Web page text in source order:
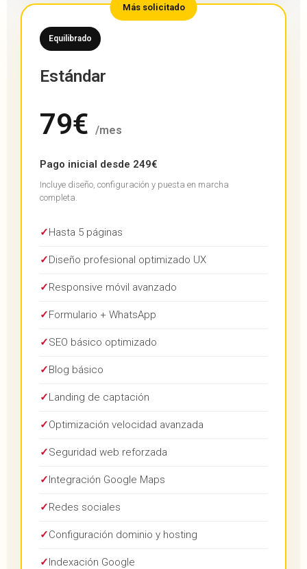
Más solicitado
Equilibrado
Estándar
79€ /mes
Pago inicial desde 249€
Incluye diseño, configuración y puesta en marcha
completa.
✓Hasta 5 páginas
✓Diseño profesional optimizado UX
✓Responsive móvil avanzado
✓Formulario + WhatsApp
✓SEO básico optimizado
✓Blog básico
✓Landing de captación
✓Optimización velocidad avanzada
✓Seguridad web reforzada
✓Integración Google Maps
✓Redes sociales
✓Configuración dominio y hosting
✓Indexación Google